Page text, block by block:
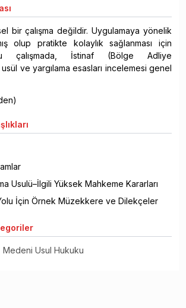
bir çalışma değildir. Uygulamaya yönelik
olup pratikte kolaylık sağlanması için
çalışmada, İstinaf (Bölge Adliye
ve yargılama esasları incelemesi genel
Usulü–İlgili Yüksek Mahkeme Kararları
İçin Örnek Müzekkere ve Dilekçeler
Medeni Usul Hukuku